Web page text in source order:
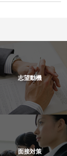
志望動機
面接対策